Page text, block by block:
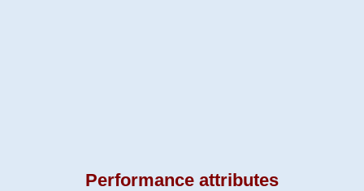
Performance attributes